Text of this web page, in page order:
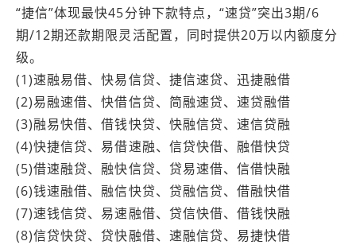
“捷信”体现最快45分钟下款特点，“速贷”突出3期/6
期/12期还款期限灵活配置，同时提供20万以内额度分
级。
(1)速融易借、快易信贷、捷信速贷、迅捷融借
(2)易融速借、快借信贷、简融速贷、速贷融借
(3)融易快借、借钱快贷、快融信贷、速信贷融
(4)快捷信贷、易借速融、信贷快借、融借快贷
(5)借速融贷、融快信贷、贷易速借、信借快融
(6)钱速融借、融信快贷、贷融信贷、借融快借
(7)速钱信贷、易速融借、贷信快借、借钱快融
(8)信贷快贷、贷快融借、速融信贷、易捷快借